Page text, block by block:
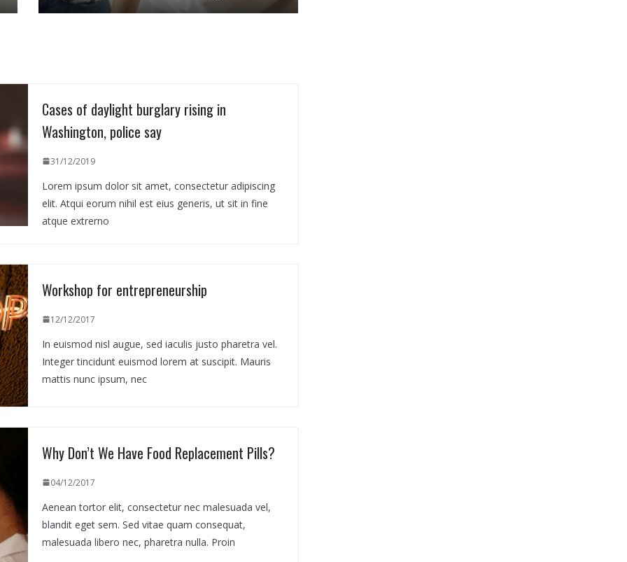
Cases of daylight burglary rising in
Washington, police say
31/12/2019
Lorem ipsum dolor sit amet, consectetur adipiscing
elit. Atqui eorum nihil est eius generis, ut sit in fine
atque extrerno
Workshop for entrepreneurship
12/12/2017
In euismod nisl augue, sed iaculis justo pharetra vel.
Integer tincidunt euismod lorem at suscipit. Mauris
mattis nunc ipsum, nec
Why Don’t We Have Food Replacement Pills?
04/12/2017
Aenean tortor elit, consectetur nec malesuada vel,
blandit eget sem. Sed vitae quam consequat,
malesuada libero nec, pharetra nulla. Proin